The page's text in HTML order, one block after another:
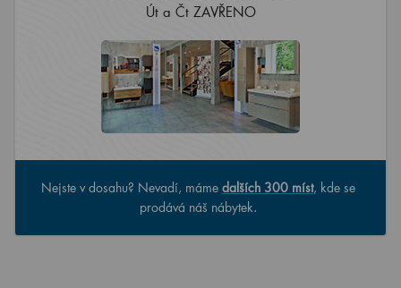
Út a Čt ZAVŘENO
Nejste v dosahu? Nevadí, máme dalších 300 míst, kde se
prodává náš nábytek.